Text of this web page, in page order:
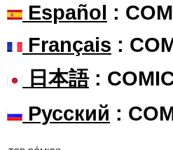
Español :
Français :
日本語:
Русский :